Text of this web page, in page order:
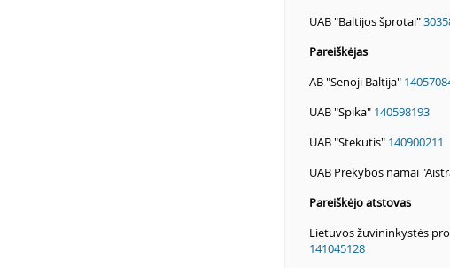
UAB "Baltijos šprotai"
Pareiškėjas
AB "Senoji Baltija"
UAB "Spika" 140598193
UAB "Stekutis" 140900211
UAB Prekybos namai
Pareiškėjo atstovas
Lietuvos žuvininkystės
141045128